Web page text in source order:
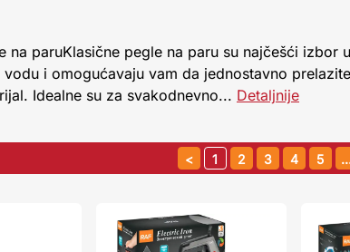
na paruKlasične pegle na paru su najčešći izbor
i omogućavaju vam da jednostavno
Idealne su za svakodnevno... Detaljnije
1 2 3 4 5